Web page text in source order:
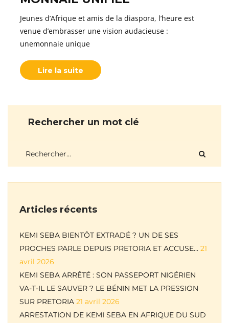
Jeunes d’Afrique et amis de la diaspora, l’heure est
venue d’embrasser une vision audacieuse :
unemonnaie unique
Lire la suite
Rechercher un mot clé
Articles récents
KEMI SEBA BIENTÔT EXTRADÉ ? UN DE SES
PROCHES PARLE DEPUIS PRETORIA ET ACCUSE… 21
avril 2026
KEMI SEBA ARRÊTÉ : SON PASSEPORT NIGÉRIEN
VA-T-IL LE SAUVER ? LE BÉNIN MET LA PRESSION
SUR PRETORIA 21 avril 2026
ARRESTATION DE KEMI SEBA EN AFRIQUE DU SUD